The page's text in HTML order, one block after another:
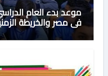
في مصر والخريطة